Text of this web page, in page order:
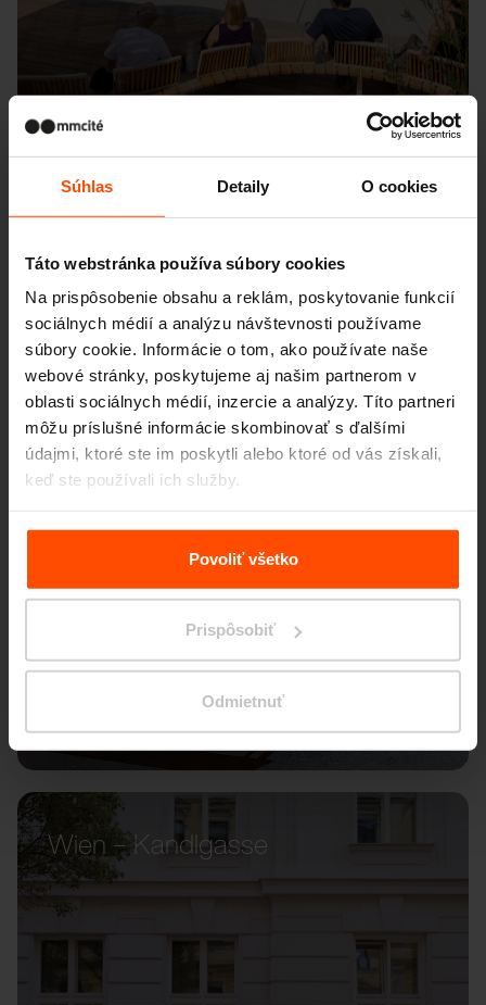
Súhlas Detaily O cookies
Táto webstránka používa súbory cookies
Na prispôsobenie obsahu a reklám, poskytovanie funkcií
sociálnych médií a analýzu návštevnosti používame
súbory cookie. Informácie o tom, ako používate naše
webové stránky, poskytujeme aj našim partnerom v
oblasti sociálnych médií, inzercie a analýzy. Títo partneri
môžu príslušné informácie skombinovať s ďalšími
údajmi, ktoré ste im poskytli alebo ktoré od vás získali,
keď ste používali ich služby.
Viac informácií nájdete na stránkeZásady zpracování
Povoliť všetko
Prispôsobiť
Odmietnuť
Seattle – Popup park
Wien – Kandlgasse